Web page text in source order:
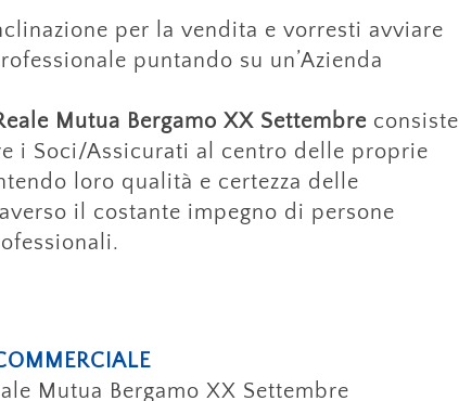
per la vendita e vorresti avviare
puntando su un’Azienda
Mutua Bergamo XX Settembre consiste
i Soci/Assicurati al centro delle proprie
loro qualità e certezza delle
il costante impegno di persone
Mutua Bergamo XX Settembre